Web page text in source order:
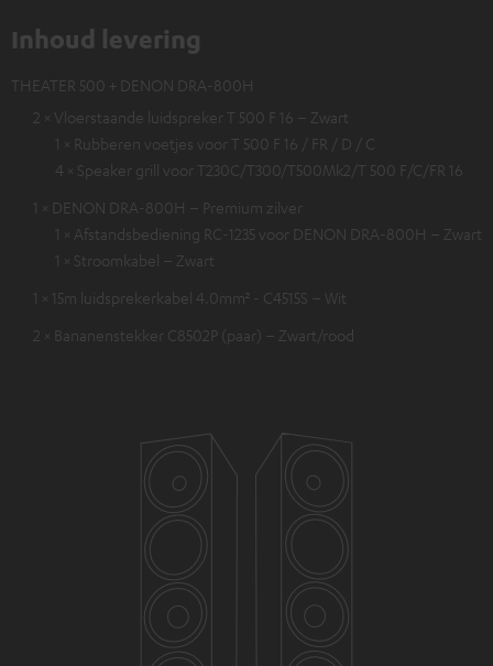
Inhoud levering
THEATER 500 + DENON DRA-800H
2 × Vloerstaande luidspreker T 500 F 16 – Zwart
1 × Rubberen voetjes voor T 500 F 16 / FR / D / C
4 × Speaker grill voor T230C/T300/T500Mk2/T 500 F/C/FR 16
1 × DENON DRA-800H – Premium zilver
1 × Afstandsbediening RC-1235 voor DENON DRA-800H – Zwart
1 × Stroomkabel – Zwart
1 × 15m luidsprekerkabel 4.0mm² - C4515S – Wit
2 × Bananenstekker C8502P (paar) – Zwart/rood